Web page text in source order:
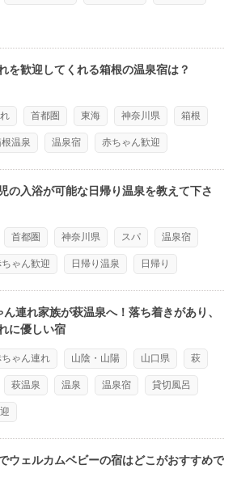
を歓迎してくれる箱根の温泉宿は？
首都圏 東海 神奈川県 箱根
根温泉 温泉宿 赤ちゃん歓迎
の入浴が可能な日帰り温泉を教えて下さ
首都圏 神奈川県 スパ 温泉宿
ちゃん歓迎 日帰り温泉 日帰り
連れ家族が萩温泉へ！落ち着きがあり、
に優しい宿
ちゃん連れ 山陰・山陽 山口県 萩
萩温泉 温泉 温泉宿 貸切風呂
ウェルカムベビーの宿はどこがおすすめで